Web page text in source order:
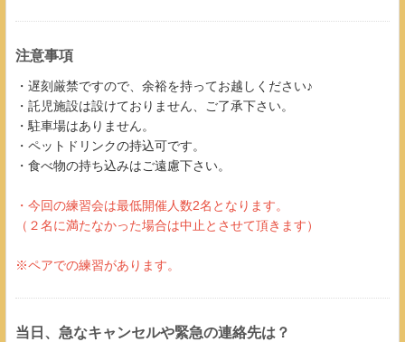
注意事項
・遅刻厳禁ですので、余裕を持ってお越しください♪
・託児施設は設けておりません、ご了承下さい。
・駐車場はありません。
・ペットドリンクの持込可です。
・食べ物の持ち込みはご遠慮下さい。
・今回の練習会は最低開催人数2名となります。
（２名に満たなかった場合は中止とさせて頂きます​​​​​）
※ペアでの練習があります。
当日、急なキャンセルや緊急の連絡先は？